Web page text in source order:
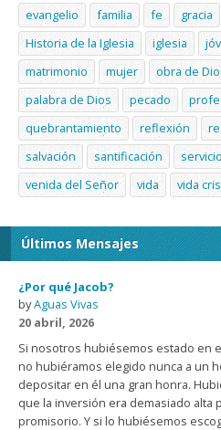
evangelio
familia fe gracia
Historia de la Iglesia
iglesia
matrimonio
mujer obra de
palabra de Dios
pecado
quebrantamiento
reflexión
salvación
santificación
venida del Señor
vida vida
Últimos Mensajes
¿Por qué Jacob?
byAguas Vivas
20 abril, 2026
Si nosotros hubiésemos estado en
no hubiéramos elegido nunca a un
depositar en él una gran honra.
que la inversión era demasiado alta
promisorio. Y si lo hubiésemos